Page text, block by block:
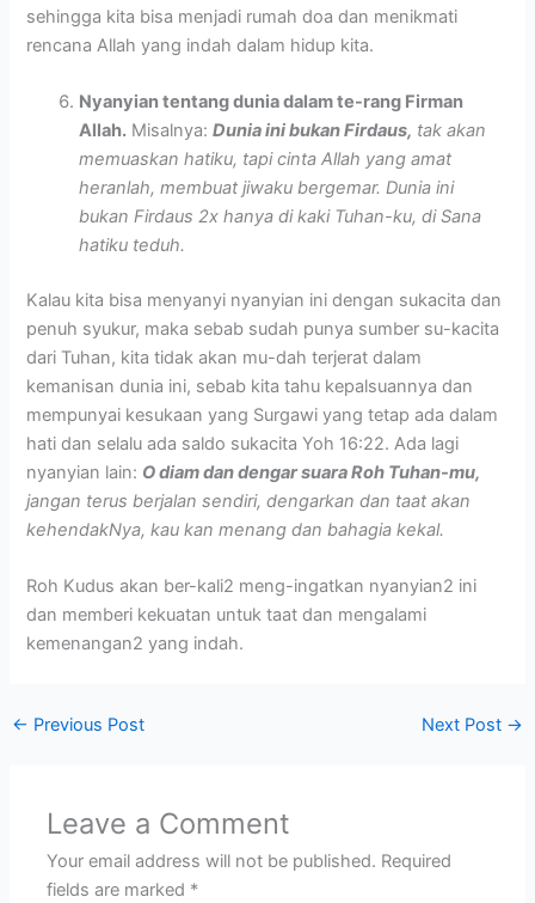
sehingga kita bisa menjadi rumah doa dan menikmati
rencana Allah yang indah dalam hidup kita.
Nyanyian tentang dunia dalam te-rang Firman
Allah. Misalnya:Dunia ini bukan Firdaus, tak akan
memuaskan hatiku, tapi cinta Allah yang amat
heranlah, membuat jiwaku bergemar. Dunia ini
bukan Firdaus 2x hanya di kaki Tuhan-ku, di Sana
hatiku teduh.
Kalau kita bisa menyanyi nyanyian ini dengan sukacita dan
penuh syukur, maka sebab sudah punya sumber su-kacita
dari Tuhan, kita tidak akan mu-dah terjerat dalam
kemanisan dunia ini, sebab kita tahu kepalsuannya dan
mempunyai kesukaan yang Surgawi yang tetap ada dalam
hati dan selalu ada saldo sukacita Yoh 16:22. Ada lagi
nyanyian lain: O diam dan dengar suara Roh Tuhan-mu,
jangan terus berjalan sendiri, dengarkan dan taat akan
kehendakNya, kau kan menang dan bahagia kekal.
Roh Kudus akan ber-kali2 meng-ingatkan nyanyian2 ini
dan memberi kekuatan untuk taat dan mengalami
kemenangan2 yang indah.
← Previous Post Next Post →
Leave a Comment
Your email address will not be published. Required
fields are marked *